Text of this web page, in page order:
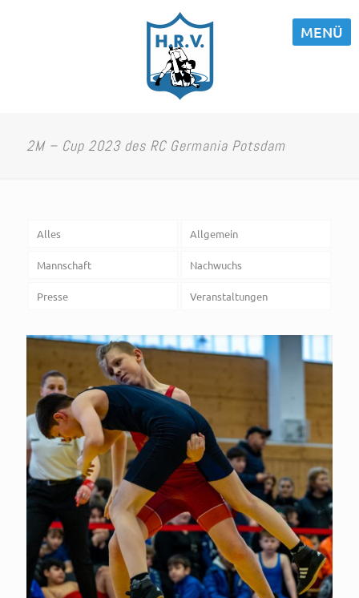
MENÜ
2M – Cup 2023 des RC Germania Potsdam
Alles Allgemein
Mannschaft Nachwuchs
Presse Veranstaltungen